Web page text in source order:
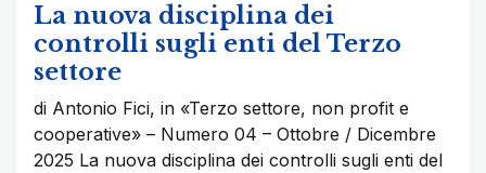
La nuova disciplina dei
controlli sugli enti del Terzo
settore
di Antonio Fici, in «Terzo settore, non profit e
cooperative» – Numero 04 – Ottobre / Dicembre
2025 La nuova disciplina dei controlli sugli enti del